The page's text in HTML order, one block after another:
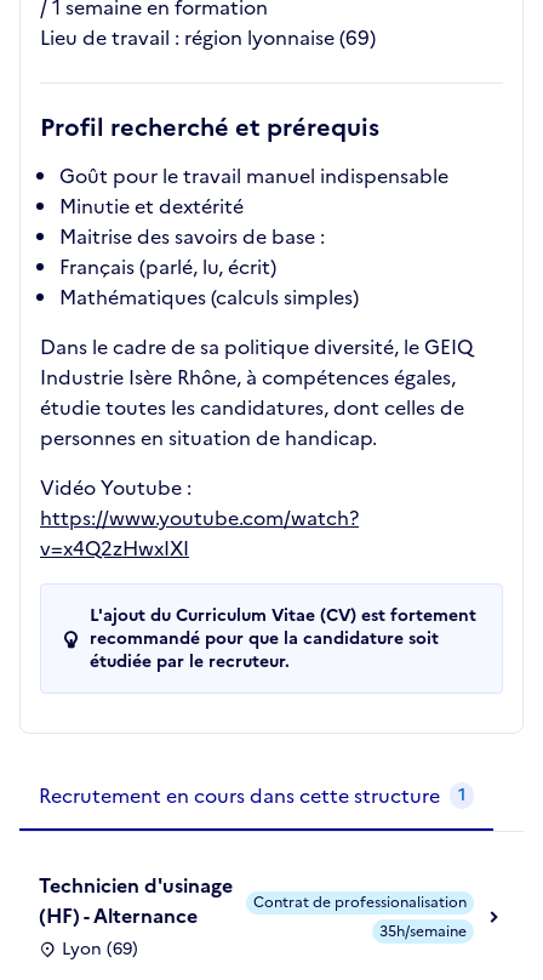
/ 1 semaine en formation
Lieu de travail : région lyonnaise (69)
Profil recherché et prérequis
Goût pour le travail manuel indispensable
Minutie et dextérité
Maitrise des savoirs de base :
Français (parlé, lu, écrit)
Mathématiques (calculs simples)
Dans le cadre de sa politique diversité, le GEIQ
Industrie Isère Rhône, à compétences égales,
étudie toutes les candidatures, dont celles de
personnes en situation de handicap.
Vidéo Youtube :
https://www.youtube.com/watch?
v=x4Q2zHwxIXI
L'ajout du Curriculum Vitae (CV) est fortement
recommandé pour que la candidature soit
étudiée par le recruteur.
Recrutement en cours dans cette structure 1
Technicien d'usinage
(HF) - Alternance
Lyon (69)
Contrat de professionalisation
35h/semaine